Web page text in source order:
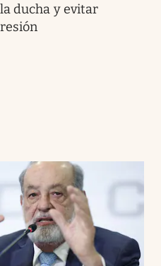
ducha y evitar